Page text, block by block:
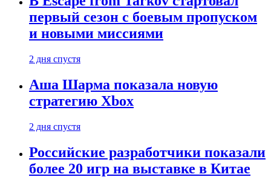
первый сезон с боевым пропуском
и новыми миссиями
2 дня спустя
Аша Шарма показала новую
стратегию Xbox
2 дня спустя
Российские разработчики показали
более 20 игр на выставке в Китае